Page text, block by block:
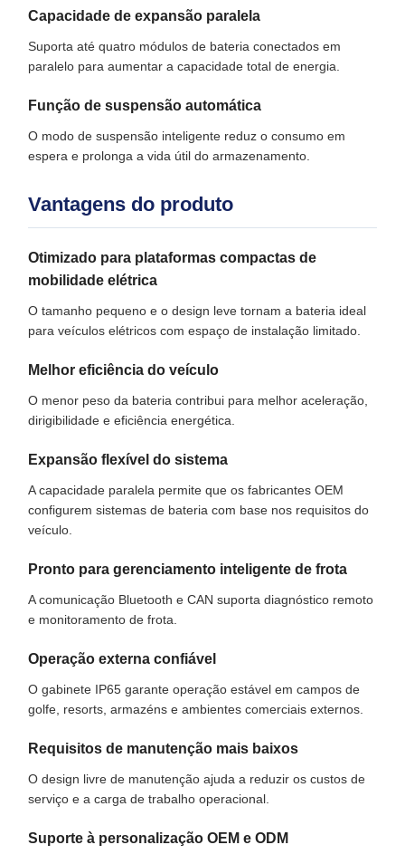
Capacidade de expansão paralela
Suporta até quatro módulos de bateria conectados em
paralelo para aumentar a capacidade total de energia.
Função de suspensão automática
O modo de suspensão inteligente reduz o consumo em
espera e prolonga a vida útil do armazenamento.
Vantagens do produto
Otimizado para plataformas compactas de
mobilidade elétrica
O tamanho pequeno e o design leve tornam a bateria ideal
para veículos elétricos com espaço de instalação limitado.
Melhor eficiência do veículo
O menor peso da bateria contribui para melhor aceleração,
dirigibilidade e eficiência energética.
Expansão flexível do sistema
A capacidade paralela permite que os fabricantes OEM
configurem sistemas de bateria com base nos requisitos do
veículo.
Pronto para gerenciamento inteligente de frota
A comunicação Bluetooth e CAN suporta diagnóstico remoto
e monitoramento de frota.
Operação externa confiável
O gabinete IP65 garante operação estável em campos de
golfe, resorts, armazéns e ambientes comerciais externos.
Requisitos de manutenção mais baixos
O design livre de manutenção ajuda a reduzir os custos de
serviço e a carga de trabalho operacional.
Suporte à personalização OEM e ODM